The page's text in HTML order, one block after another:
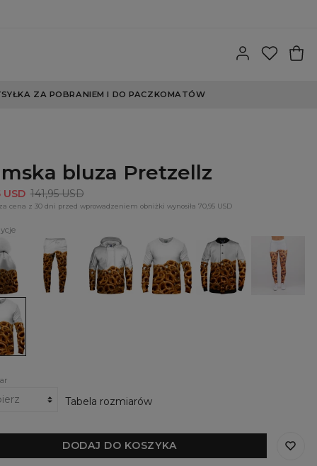
ZA POBRANIEM I DO PACZKOMATÓW
bluza Pretzellz
USD 141,95 USD
cena z 30 dni przed wprowadzeniem obniżki wynosiła 70,95 USD
Spodnie
dresowe
Pretzells
Bluza
kapturem
Pretzells
Bluza
Pretzells
Kurtka
bejsbolówka
Pretzells
Legginsy
Pretzells
Tabela rozmiarów
DODAJ DO KOSZYKA